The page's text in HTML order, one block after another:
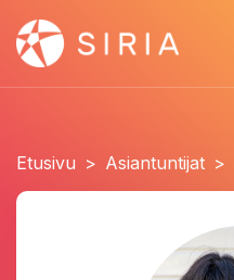
Etusivu > Asiantuntijat >